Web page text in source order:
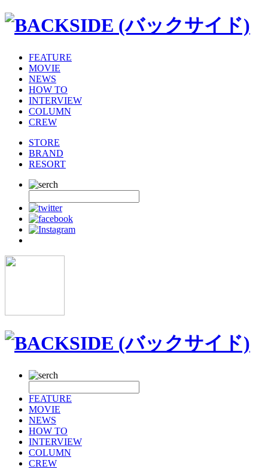
FEATURE
MOVIE
NEWS
HOW TO
INTERVIEW
COLUMN
CREW
STORE
BRAND
RESORT
FEATURE
MOVIE
NEWS
HOW TO
INTERVIEW
COLUMN
CREW